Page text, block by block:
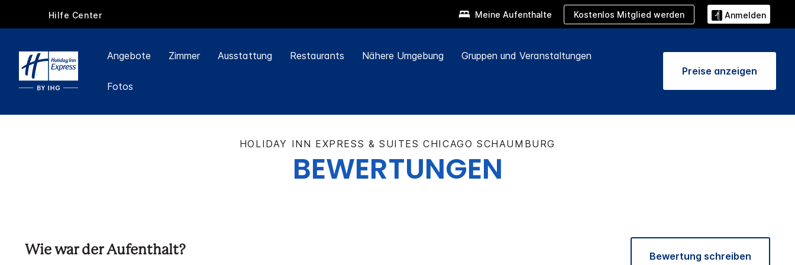
Hilfe Center Meine Aufenthalte Kostenlos Mitglied werden Anmelden
Angebote Zimmer Ausstattung Restaurants Nähere Umgebung Gruppen und Veranstaltungen
Fotos
Preise anzeigen
HOLIDAY INN EXPRESS & SUITES CHICAGO SCHAUMBURG
BEWERTUNGEN
Wie war der Aufenthalt? Bewertung schreiben